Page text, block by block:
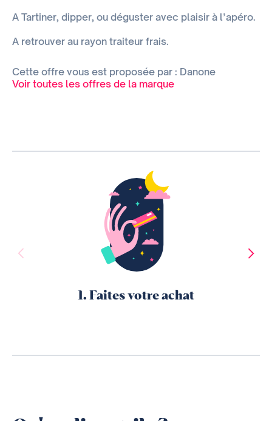
A Tartiner, dipper, ou déguster avec plaisir à l’apéro.
A retrouver au rayon traiteur frais.
Cette offre vous est proposée par : Danone
Voir toutes les offres de la marque
1. Faites votre achat